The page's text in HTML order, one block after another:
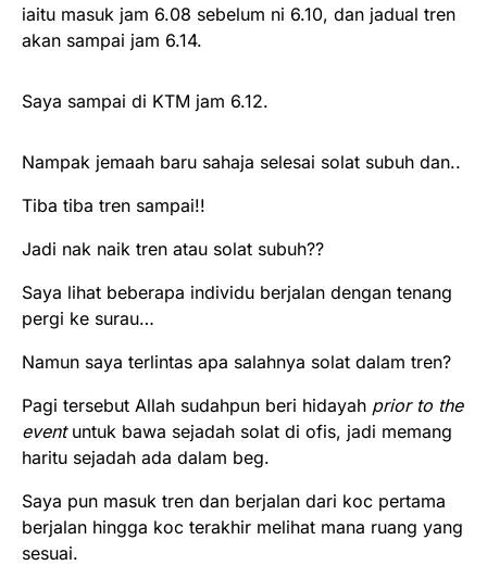
iaitu masuk jam 6.08 sebelum ni 6.10, dan jadual tren
akan sampai jam 6.14.
Saya sampai di KTM jam 6.12.
Nampak jemaah baru sahaja selesai solat subuh dan..
Tiba tiba tren sampai!!
Jadi nak naik tren atau solat subuh??
Saya lihat beberapa individu berjalan dengan tenang
pergi ke surau…
Namun saya terlintas apa salahnya solat dalam tren?
Pagi tersebut Allah sudahpun beri hidayah prior to the
eventuntuk bawa sejadah solat di ofis, jadi memang
haritu sejadah ada dalam beg.
Saya pun masuk tren dan berjalan dari koc pertama
berjalan hingga koc terakhir melihat mana ruang yang
sesuai.